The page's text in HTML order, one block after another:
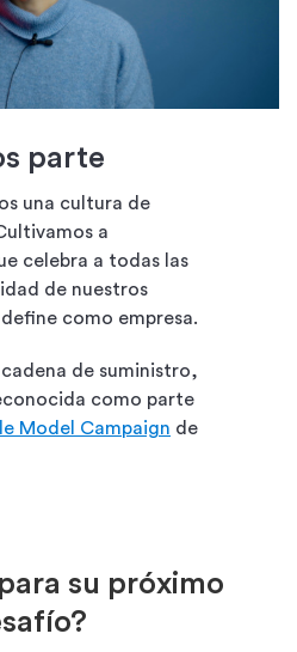
parte
una cultura de
a
celebra a todas las
de nuestros
como empresa.
de suministro,
como parte
Model Campaign de
su próximo